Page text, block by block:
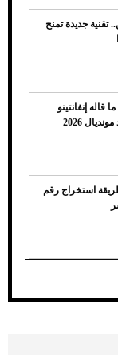
للقميص
تقنية جديدة تمنح
إنفانتينو
2026
استخراج رقم
لحادث مروع.. جوشوا
القاضية" (فيديو)